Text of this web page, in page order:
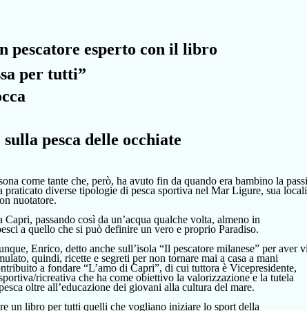
pescatore esperto con il libro
per tutti”
pesca delle occhiate
come tante che, però, ha avuto fin da quando era bambino la
praticato diverse tipologie di pesca sportiva nel Mar Ligure, sua
nuotatore.
passando così da un’acqua qualche volta, almeno in
a quello che si può definireun vero e proprio Paradiso.
Enrico, detto anche sull’isola “Il pescatore milanese” per aver
quindi, ricette e segreti per non tornare mai a casa a mani
a fondare “L’amo di Capri”, di cui tuttora è Vicepresidente,
ricreativa che ha come obiettivo la valorizzazione e la tutela
oltre all’educazione dei giovani alla cultura del mare.
un libro per tutti quelli che vogliano iniziare lo sport della